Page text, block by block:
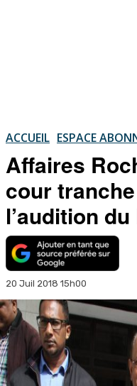
ACCUEIL ESPACE
Affaires
cour
l’audition
20 Juil 2018 15h00